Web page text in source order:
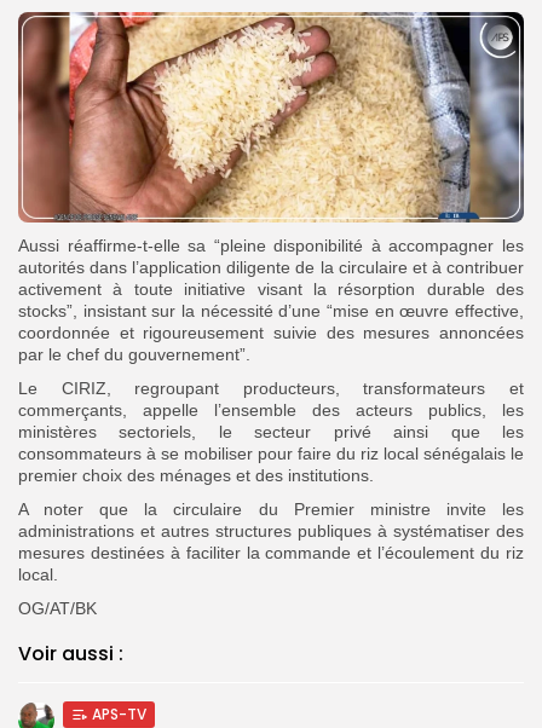
Aussi réaffirme-t-elle sa “pleine disponibilité à accompagner les
autorités dans l’application diligente de la circulaire et à contribuer
activement à toute initiative visant la résorption durable des
stocks”, insistant sur la nécessité d’une “mise en œuvre effective,
coordonnée et rigoureusement suivie des mesures annoncées
par le chef du gouvernement”.
Le CIRIZ, regroupant producteurs, transformateurs et
commerçants, appelle l’ensemble des acteurs publics, les
ministères sectoriels, le secteur privé ainsi que les
consommateurs à se mobiliser pour faire du riz local sénégalais le
premier choix des ménages et des institutions.
A noter que la circulaire du Premier ministre invite les
administrations et autres structures publiques à systématiser des
mesures destinées à faciliter la commande et l’écoulement du riz
local.
OG/AT/BK
Voir aussi :
APS-TV